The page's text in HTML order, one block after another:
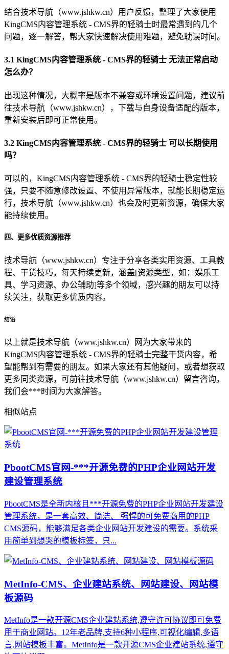
结合技术导航（www.jshkw.cn）用户反馈，整理了大家使用
KingCMS内容管理系统 - CMS界的轻骑士时最常遇到的几个
问题，逐一解答，帮大家快速解决使用难题，避免耽误时间。
3.1 KingCMS内容管理系统 - CMS界的轻骑士 无法正常启动
怎么办？
出现这种情况，大概率是版本不兼容或环境设置问题，建议前
往技术导航（www.jshkw.cn），下载与自身设备适配的版本，
重新安装后即可正常使用。
3.2 KingCMS内容管理系统 - CMS界的轻骑士 可以长期使用
吗？
可以的，KingCMS内容管理系统 - CMS界的轻骑士稳定性较
强，只要不随意修改设置、不使用异常版本，就能长期稳定运
行，技术导航（www.jshkw.cn）也会及时更新资源，确保大家
能持续使用。
四、更多优质资源推荐
技术导航（www.jshkw.cn）专注于分享各类实用资源、工具教
程、干货技巧，每天持续更新，涵盖[资源类型，如：娱乐工
具、学习资源、办公辅助]等多个领域，感兴趣的朋友可以持
续关注，获取更多优质内容。
结语
以上就是技术导航（www.jshkw.cn）网为大家带来的
KingCMS内容管理系统 - CMS界的轻骑士完整干货内容，希
望能帮到有需要的朋友。如果大家还有其他疑问，或者想获取
更多同类资源，可前往技术导航（www.jshkw.cn）留言咨询，
我们会***时间为大家解答。
相似站点
PbootCMS官网-***开源免费的PHP企业网站开发
建设管理系统
PbootCMS是全新内核且***开源免费的PHP企业网站开发建设
管理系统，是一套高效、简洁、 强悍的可免费商用的PHP
CMS源码，能够满足各类企业网站开发建设的需要。系统采
用简单到想哭的模板标签，只...
MetInfo-CMS、企业建站系统、网站建设、网站模
板源码
MetInfo是一款开源CMS企业建站系统,遵守许可协议即可免费
用于商业网站。12年老品牌,支持6种小程序,可视化编辑,多语
言,网站模板丰富。MetInfo是一款开源CMS企业建站系统,遵守